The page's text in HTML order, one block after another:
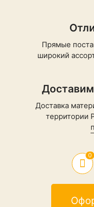
Прямые
широкий
Доставка
территории
0